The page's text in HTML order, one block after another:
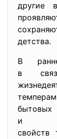
другие
детства.
В
в
бытовых
и
свойств